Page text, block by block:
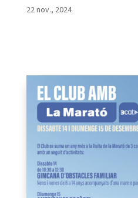
22 nov., 2024